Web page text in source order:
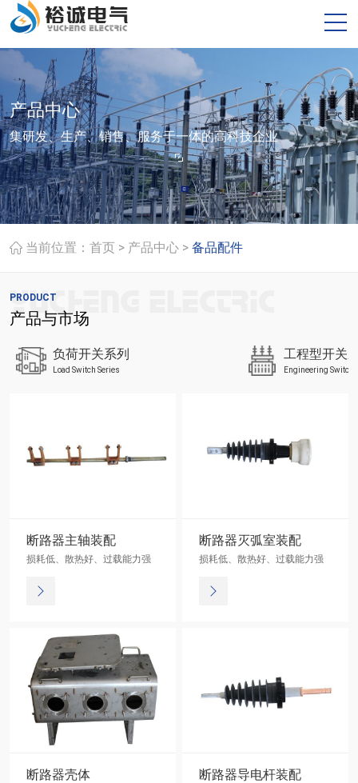
产品中心
集研发、生产、销售、服务于一体的高科技企业
当前位置： 首页 > 产品中心 > 备品配件
PRODUCT
产品与市场
负荷开关系列
Load Switch Series
工程型开关
Engineering Switch
断路器主轴装配
损耗低、散热好、过载能力强
断路器灭弧室装配
损耗低、散热好、过载能力强
断路器壳体 断路器导电杆装配